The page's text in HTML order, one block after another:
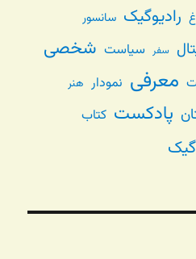
رادیوگیک سانسور
سفر سیاست شخصی
معرفی نمودار هنر
پادکست کتاب
گیک